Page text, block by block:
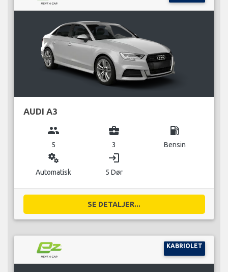
AUDI A3
group
5
business_center
3
local_gas_station
Bensin
miscellaneous_services
Automatisk
login
5 Dør
SE DETALJER...
KABRIOLET